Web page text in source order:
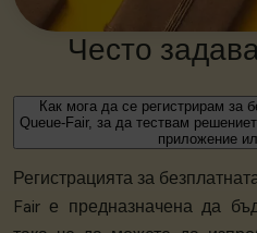
Често
Как мога да се регистрирам за
Queue-Fair, за да тествам
приложение
Регистрацията за
Fair е предназначена да